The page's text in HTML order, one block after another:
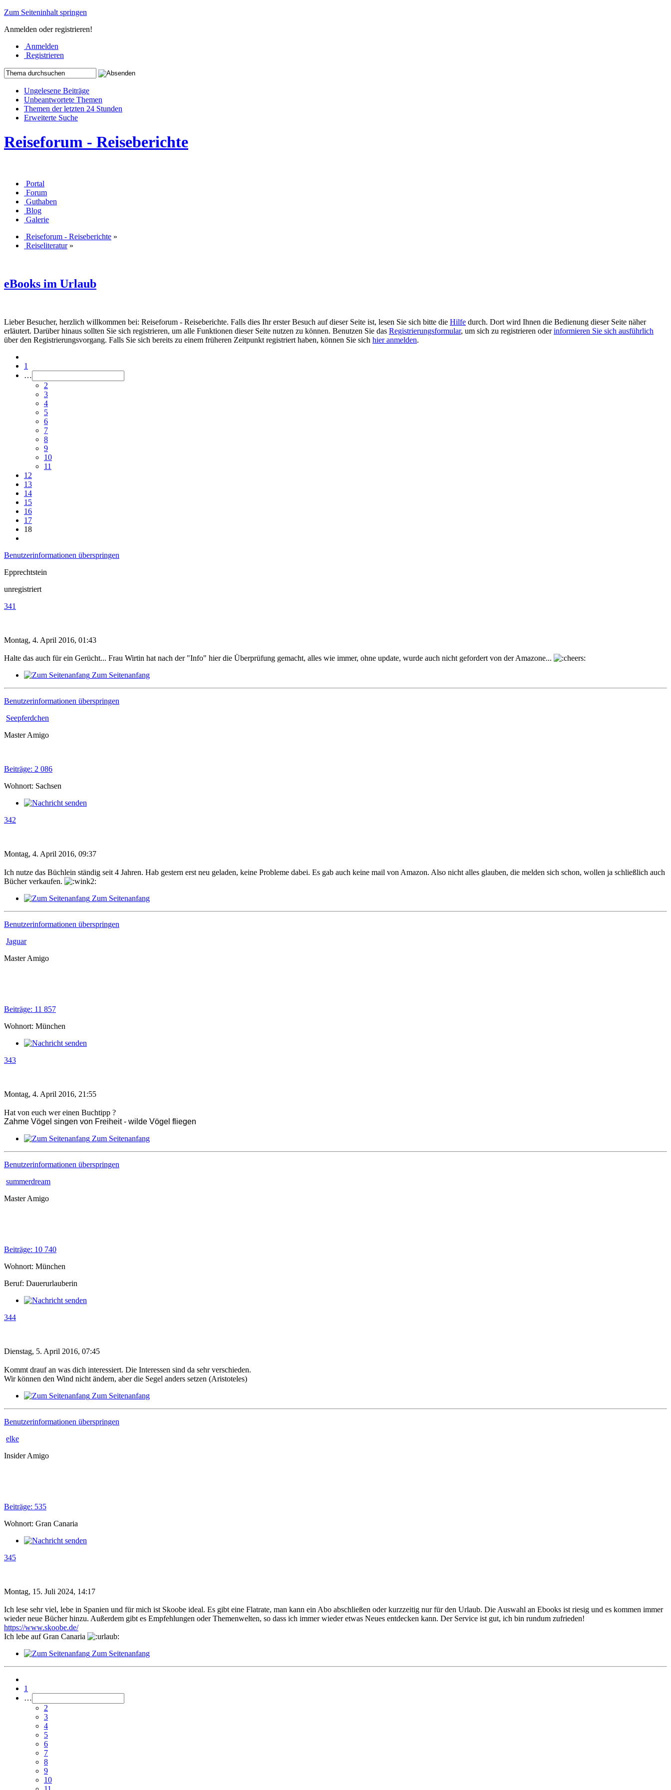
Zum Seiteninhalt springen
Anmelden oder registrieren!
Anmelden
Registrieren
Ungelesene Beiträge
Unbeantwortete Themen
Themen der letzten 24 Stunden
Erweiterte Suche
Reiseforum - Reiseberichte
Portal
Forum
Guthaben
Blog
Galerie
Reiseforum - Reiseberichte »
Reiseliteratur»
eBooks im Urlaub
Lieber Besucher, herzlich willkommen bei: Reiseforum - Reiseberichte. Falls dies Ihr erster Besuch auf dieser Seite ist, lesen Sie sich bitte die Hilfe durch. Dort wird Ihnen die Bedienung dieser Seite näher
erläutert. Darüber hinaus sollten Sie sich registrieren, um alle Funktionen dieser Seite nutzen zu können. Benutzen Sie das Registrierungsformular, um sich zu registrieren oderinformieren Sie sich ausführlich
über den Registrierungsvorgang. Falls Sie sich bereits zu einem früheren Zeitpunkt registriert haben, können Sie sich hier anmelden.
1
…
2
3
4
5
6
7
8
9
10
11
12
13
14
15
16
17
18
Benutzerinformationen überspringen
Epprechtstein
unregistriert
341
Montag, 4. April 2016, 01:43
Halte das auch für ein Gerücht... Frau Wirtin hat nach der "Info" hier die Überprüfung gemacht, alles wie immer, ohne update, wurde auch nicht gefordert von der Amazone...
Zum Seitenanfang
Benutzerinformationen überspringen
Seepferdchen
Master Amigo
Beiträge: 2 086
Wohnort: Sachsen
342
Montag, 4. April 2016, 09:37
Ich nutze das Büchlein ständig seit 4 Jahren. Hab gestern erst neu geladen, keine Probleme dabei. Es gab auch keine mail von Amazon. Also nicht alles glauben, die melden sich schon, wollen ja schließlich auch
Bücher verkaufen.
Zum Seitenanfang
Benutzerinformationen überspringen
Jaguar
Master Amigo
Beiträge: 11 857
Wohnort: München
343
Montag, 4. April 2016, 21:55
Hat von euch wer einen Buchtipp ?
Zahme Vögel singen von Freiheit - wilde Vögel fliegen
Zum Seitenanfang
Benutzerinformationen überspringen
summerdream
Master Amigo
Beiträge: 10 740
Wohnort: München
Beruf: Dauerurlauberin
344
Dienstag, 5. April 2016, 07:45
Kommt drauf an was dich interessiert. Die Interessen sind da sehr verschieden.
Wir können den Wind nicht ändern, aber die Segel anders setzen (Aristoteles)
Zum Seitenanfang
Benutzerinformationen überspringen
elke
Insider Amigo
Beiträge: 535
Wohnort: Gran Canaria
345
Montag, 15. Juli 2024, 14:17
Ich lese sehr viel, lebe in Spanien und für mich ist Skoobe ideal. Es gibt eine Flatrate, man kann ein Abo abschließen oder kurzzeitig nur für den Urlaub. Die Auswahl an Ebooks ist riesig und es kommen immer
wieder neue Bücher hinzu. Außerdem gibt es Empfehlungen oder Themenwelten, so dass ich immer wieder etwas Neues entdecken kann. Der Service ist gut, ich bin rundum zufrieden!
https://www.skoobe.de/
Ich lebe auf Gran Canaria
Zum Seitenanfang
1
…
2
3
4
5
6
7
8
9
10